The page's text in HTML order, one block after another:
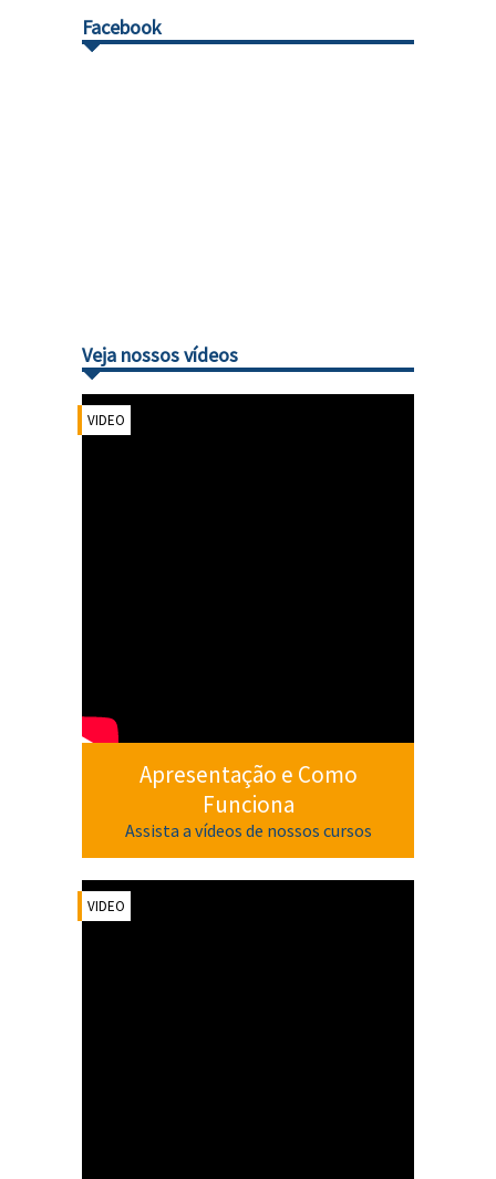
Facebook
Veja nossos vídeos
VIDEO
Apresentação e Como
Funciona
Assista a vídeos de nossos cursos
VIDEO